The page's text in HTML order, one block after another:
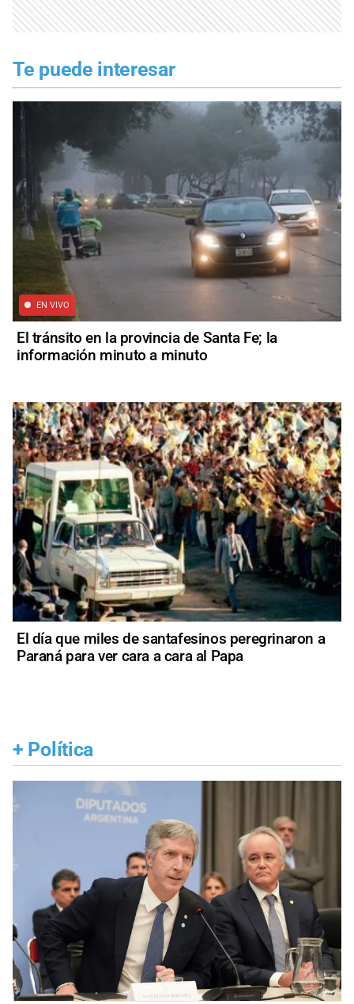
Te puede interesar
EN VIVO
El tránsito en la provincia de Santa Fe; la
información minuto a minuto
El día que miles de santafesinos peregrinaron a
Paraná para ver cara a cara al Papa
+ Política